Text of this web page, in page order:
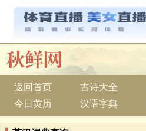
返回首页 古诗大全
今日黄历
汉语字典